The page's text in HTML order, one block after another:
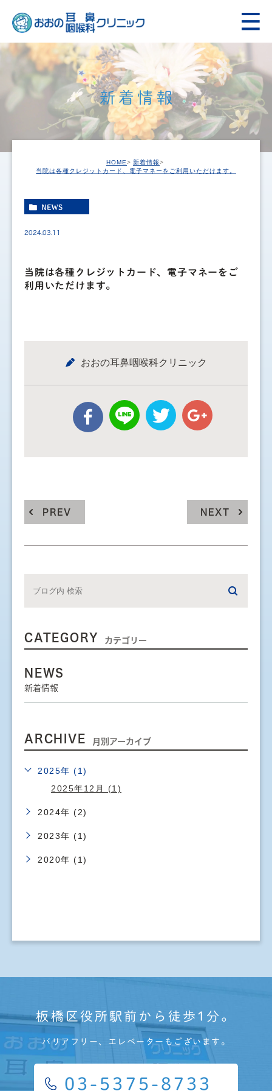
新着情報
HOME
新着情報
当院は各種クレジットカード、電子マネーをご利用いただけます。
NEWS
2024.03.11
当院は各種クレジットカード、電子マネーをご
利用いただけます。
おおの耳鼻咽喉科クリニック
PREV NEXT
CATEGORY カテゴリー
NEWS
新着情報
ARCHIVE 月別アーカイブ
2025年 (1)
2025年12月 (1)
2024年 (2)
2023年 (1)
2020年 (1)
板橋区役所駅前から徒歩1分。
バリアフリー、エレベーターもございます。
03-5375-8733